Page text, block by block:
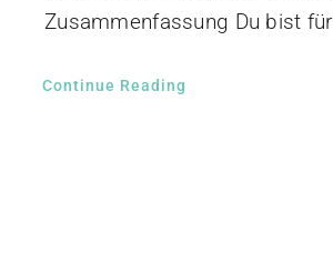
Zusammenfassung Du bist für
Continue Reading